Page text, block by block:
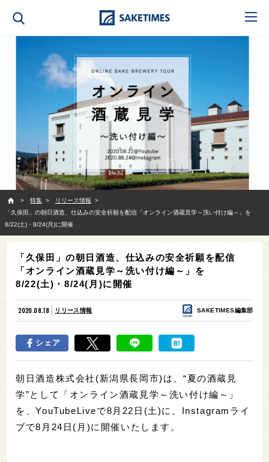
特集
リリース情報
「久保田」の朝日酒造、仕込みの安全祈願を配信「オンライン酒蔵見学～洗い付け編～」を
8/22(土)・8/24(月)に開催
「久保田」の朝日酒造、仕込みの安全祈願を配信
「オンライン酒蔵見学～洗い付け編～」を
8/22(土)・8/24(月)に開催
2020.08.18 リリース情報 SAKETIMES編集部
シェア
朝日酒造株式会社(新潟県長岡市)は、“夏の酒蔵見
学”として「オンライン酒蔵見学～洗い付け編～」
を、YouTubeLiveで8月22日(土)に、Instagramライ
ブで8月24日(月)に開催いたします。